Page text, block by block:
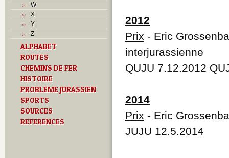
W
X
Y
Z
ALPHABET
ROUTES
CHEMINS DE FER
HISTOIRE
PROBLEME JURASSIEN
SPORTS
SOURCES
REFERENCES
2012
Prix - Eric
interjurassienne
QUJU 7.12.2012
2014
Prix - Eric
JUJU 12.5.2014